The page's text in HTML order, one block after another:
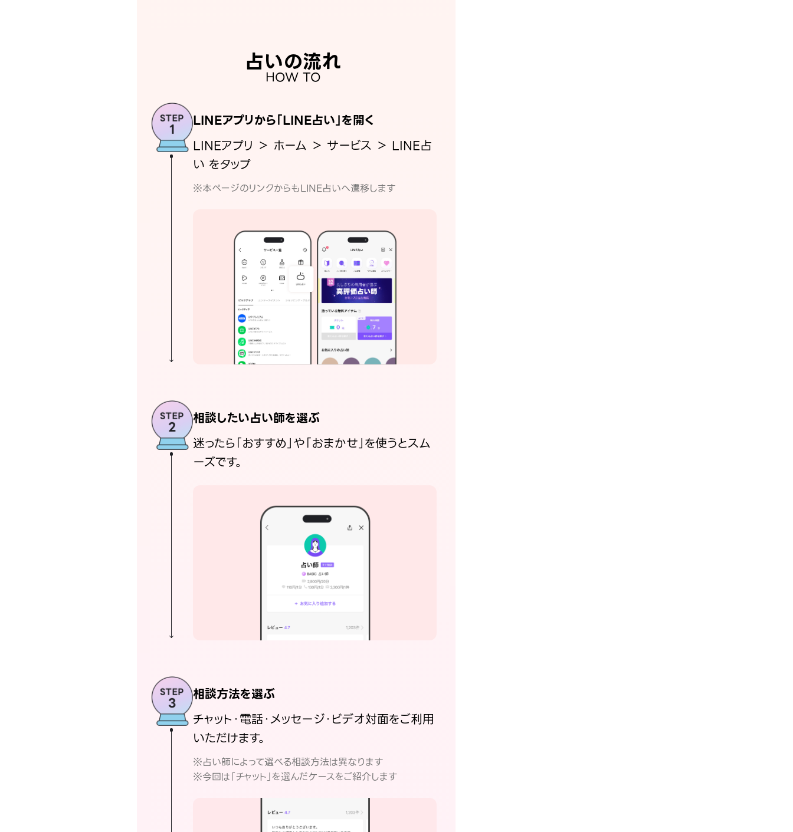
占いの流れ
HOW TO
LINEアプリから「LINE占い」を開く
LINEアプリ ＞ ホーム ＞ サービス ＞ LINE占
い をタップ
※本ページのリンクからもLINE占いへ遷移します
相談したい占い師を選ぶ
迷ったら「おすすめ」や「おまかせ」を使うとスム
ーズです。
相談方法を選ぶ
チャット・電話・メッセージ・ビデオ対面をご利用
いただけます。
※占い師によって選べる相談方法は異なります
※今回は「チャット」を選んだケースをご紹介します